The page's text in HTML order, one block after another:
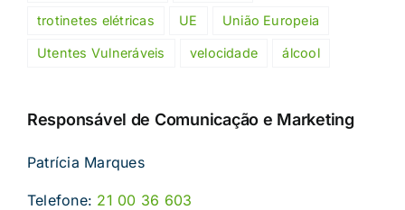
trotinetes elétricas UE União Europeia
Utentes Vulneráveis velocidade álcool
Responsável de Comunicação e Marketing
Patrícia Marques
Telefone: 21 00 36 603